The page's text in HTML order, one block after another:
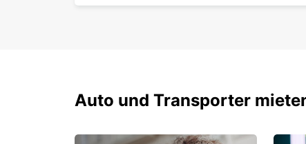
Auto und Transporter